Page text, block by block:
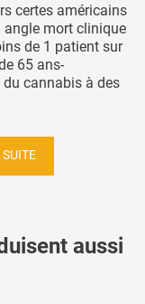
certes américains
angle mort clinique
de 1 patient sur
65 ans-
cannabis à des
aussi